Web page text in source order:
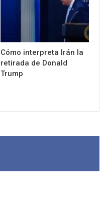
Cómo interpreta Irán la
retirada de Donald
Trump